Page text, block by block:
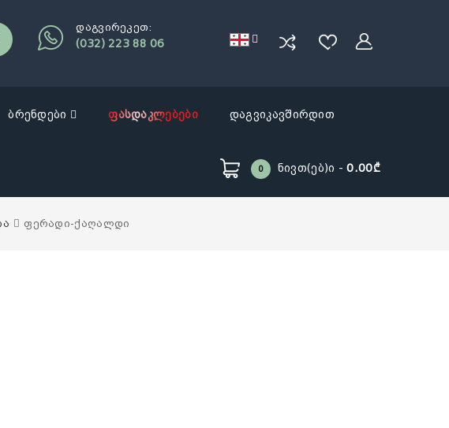
დაგვირეკეთ:
(032) 223 88 06
ბრენდები ფასდაკლებები დაგვიკავშირდით
0 Ნივთ(ებ)ი -0.00₾
ფერადი-ქაღალდი